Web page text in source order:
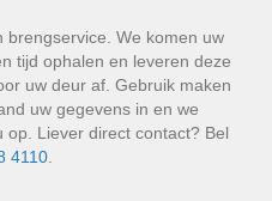
brengservice. We komen uw
tijd ophalen en leveren deze
uw deur af. Gebruik maken
uw gegevens in en we
op. Liever direct contact? Bel
4110